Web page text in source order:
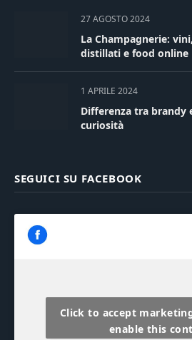
27 AGOSTO 2024
La Champagnerie:
distillati e food online
1 APRILE 2024
Differenza tra brandy
curiosità
SEGUICI SU FACEBOOK
Click to accept
enable this